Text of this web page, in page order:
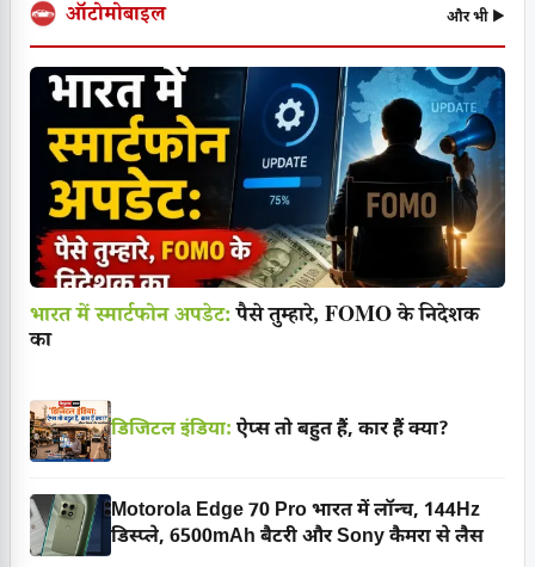
ऑटोमोबाइल और भी ▶
भारत में स्मार्टफोन अपडेट:पैसे तुम्हारे, FOMO के निदेशक
का
डिजिटल इंडिया: ऐप्स तो बहुत हैं, कार हैं क्या?
Motorola Edge 70 Pro भारत में लॉन्च, 144Hz
डिस्प्ले, 6500mAh बैटरी और Sony कैमरा से लैस